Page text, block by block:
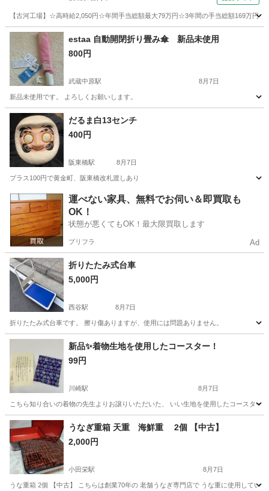
【古河工場】☆高時給2,050円☆年間手当総額最大79万円☆3年間の手当総額169万円
茨城 古河市
estaa 自動開閉折り畳み傘 新品未使用
800円
武蔵中原駅 8月7日
新品未使用です。 よろしくお願いします。
神奈川 川崎市 武蔵中原駅 その他
だるま白13センチ
400円
阪東橋駅 8月7日
プラス100円で黄金町、阪東橋改札渡しあり
神奈川 横浜市 阪東橋駅 年中行事用品 だるま
運べない家具、無料でお伺い＆即買取も
OK！
状態が悪くてもOK！最大限買取します
プリフラ Ad
折りたたみ式台車
5,000円
西谷駅 8月7日
折りたたみ式台車です。 擦り傷ありますが、使用には問題ありません。
神奈川 横浜市 西谷駅 その他 台車
新品✨着物生地を使用したコースター！
99円
川崎駅 8月7日
こちら知り合いの着物の先生よりお譲りいただいた、 いい生地を使用したコースタ
神奈川 川崎市 川崎駅 生活雑貨 コースター
うなぎ重箱 天重 海鮮重 2個 【中古】
2,000円
小田栄駅 8月7日
うな重箱 2個 【中古】 こちらは創業70年の 老舗うなぎ専門店で うな重に使用してい